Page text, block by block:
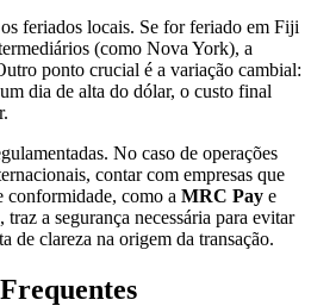
feriados locais. Se for feriado em Fiji
(como Nova York), a
ponto crucial é a variação cambial:
dia de alta do dólar, o custo final
No caso de operações
contar com empresas que
conformidade, como a MRC Pay e
a segurança necessária para evitar
de clareza na origem da transação.